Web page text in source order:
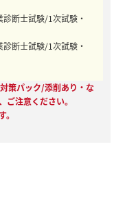
断士試験/1次試験・
断士試験/1次試験・
策パック/添削あり・な
ご注意ください。